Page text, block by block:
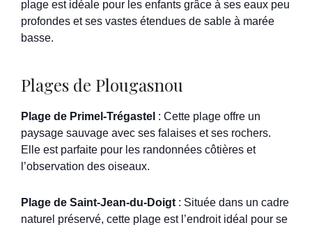
plage est idéale pour les enfants grâce à ses eaux peu
profondes et ses vastes étendues de sable à marée
basse.
Plages de Plougasnou
Plage de Primel-Trégastel : Cette plage offre un
paysage sauvage avec ses falaises et ses rochers.
Elle est parfaite pour les randonnées côtières et
l’observation des oiseaux.
Plage de Saint-Jean-du-Doigt : Située dans un cadre
naturel préservé, cette plage est l’endroit idéal pour se